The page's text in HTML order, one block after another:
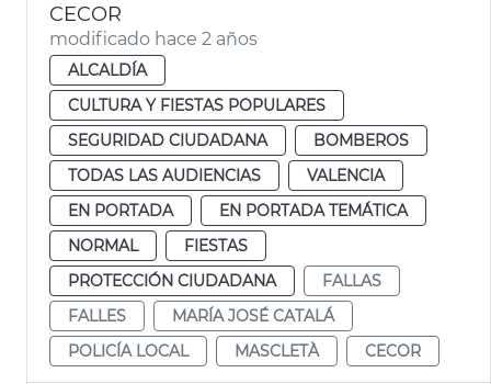
CECOR
modificado hace 2 años
ALCALDÍA
CULTURA Y FIESTAS POPULARES
SEGURIDAD CIUDADANA
BOMBEROS
TODAS LAS AUDIENCIAS
VALENCIA
EN PORTADA
EN PORTADA TEMÁTICA
NORMAL
FIESTAS
PROTECCIÓN CIUDADANA
FALLAS
FALLES
MARÍA JOSÉ CATALÁ
POLICÍA LOCAL
MASCLETÀ CECOR